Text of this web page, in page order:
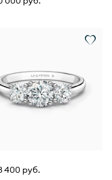
400 руб.